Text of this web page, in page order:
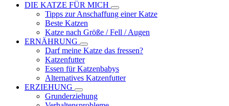
DIE KATZE FÜR MICH
Tipps zur Anschaffung einer Katze
Beste Katzen
Katze nach Größe / Fell / Augen
ERNÄHRUNG
Darf meine Katze das fressen?
Katzenfutter
Essen für Katzenbabys
Alternatives Katzenfutter
ERZIEHUNG
Grunderziehung